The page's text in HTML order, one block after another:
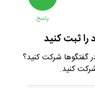
پاسخ
را ثبت کنید
گفتگوها شرکت کنید؟
کنید.